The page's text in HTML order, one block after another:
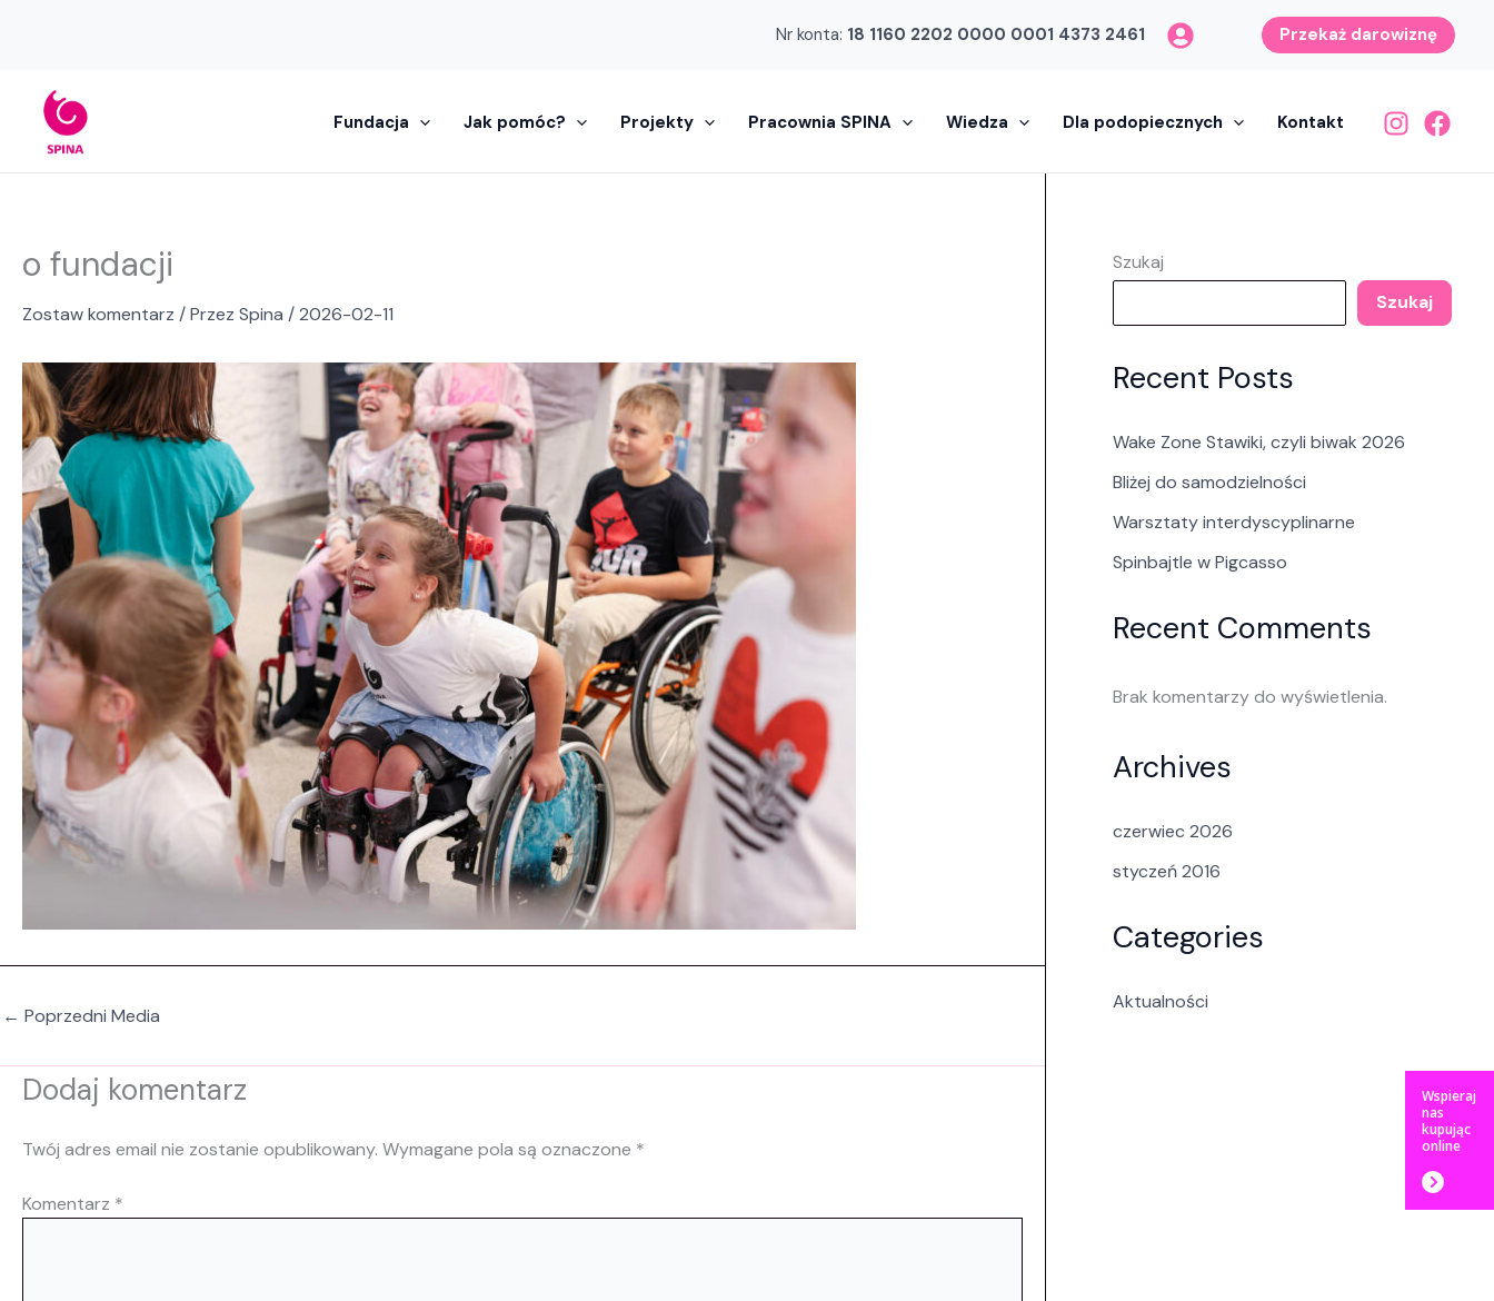
Nr konta: 18 1160 2202 0000 0001 4373 2461 Przekaż darowiznę
Fundacja Jak pomóc? Projekty Pracownia SPINA Wiedza Dla podopiecznych Kontakt
o fundacji
Zostaw komentarz / Przez Spina /2026-02-11
← Poprzedni Media
Dodaj komentarz
Twój adres email nie zostanie opublikowany. Wymagane pola są oznaczone *
Komentarz *
Szukaj
Szukaj
Recent Posts
Wake Zone Stawiki, czyli biwak 2026
Bliżej do samodzielności
Warsztaty interdyscyplinarne
Spinbajtle w Pigcasso
Recent Comments
Brak komentarzy do wyświetlenia.
Archives
czerwiec 2026
styczeń 2016
Categories
Aktualności
Wspieraj
nas
kupując
online